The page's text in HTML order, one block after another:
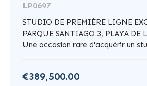
LP0697
STUDIO DE PREMIÈRE LIGNE
PARQUE SANTIAGO 3, PLAYA DE
Une occasion rare d'acquérir un
€389,500.00